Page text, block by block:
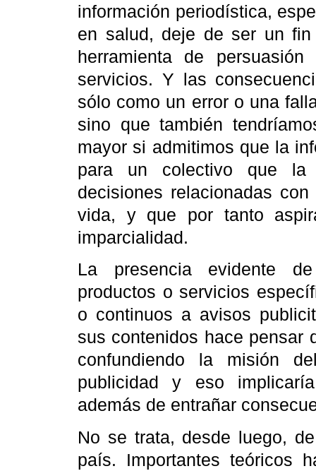
información periodística,
en salud, deje de ser un
herramienta de
servicios. Y las
sólo como un error o una
sino que también
mayor si admitimos que la
para un colectivo que la
decisiones relacionadas
vida, y que por tanto
imparcialidad.
La presencia evidente
productos o servicios
o continuos a avisos
sus contenidos hace pensar
confundiendo la misión
publicidad y eso
además de entrañar
No se trata, desde luego,
país. Importantes teóricos